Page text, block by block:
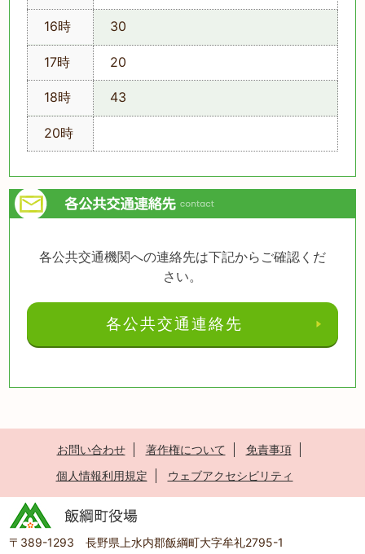
16時 30
17時 20
18時 43
20時
各公共交通機関への連絡先は下記からご確認くだ
さい。
各公共交通連絡先
お問い合わせ 著作権について
免責事項
個人情報利用規定
ウェブアクセシビリティ
〒389-1293 長野県上水内郡飯綱町大字牟礼2795-1